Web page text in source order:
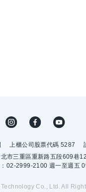
上櫃公司股票代碼 5287
市三重區重新路五段609巷
02-2999-2100 週一至週五
Co., Ltd. All